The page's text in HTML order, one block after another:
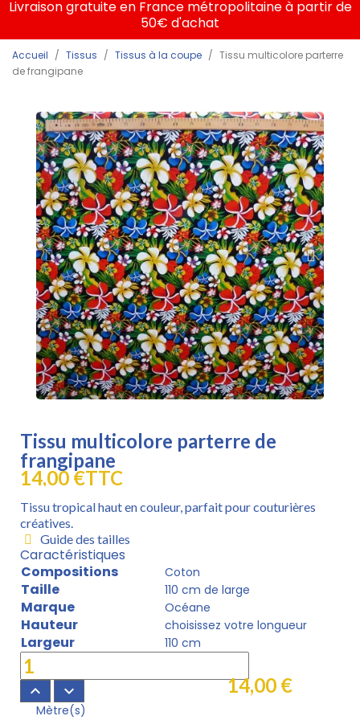
Livraison gratuite en France métropolitaine à partir de
50€ d'achat
Accueil Tissus Tissus à la coupe
Tissu multicolore parterre
de frangipane
Tissu multicolore parterre de
frangipane
14,00 €TTC
Tissu tropical haut en couleur, parfait pour couturières
créatives.
Guide des tailles
Caractéristiques
Compositions
Coton
Taille 110 cm de large
Marque Océane
Hauteur choisissez votre longueur
Largeur 110 cm
keyboard_arrow_up keyboard_arrow_down
Mètre(s)
14,00 €